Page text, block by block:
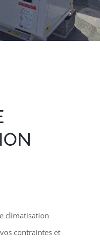
climatisation
contraintes et